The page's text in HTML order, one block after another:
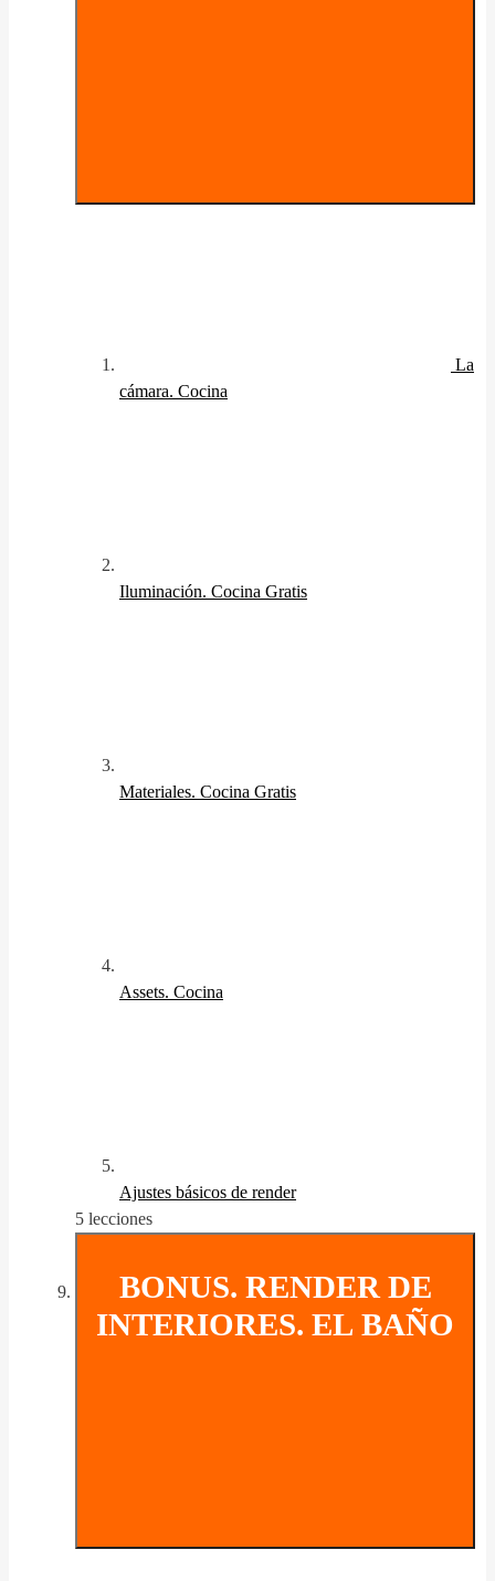
La
cámara. Cocina
Iluminación. Cocina Gratis
Materiales. Cocina Gratis
Assets. Cocina
Ajustes básicos de render
5 lecciones
BONUS. RENDER DE
INTERIORES. EL BAÑO